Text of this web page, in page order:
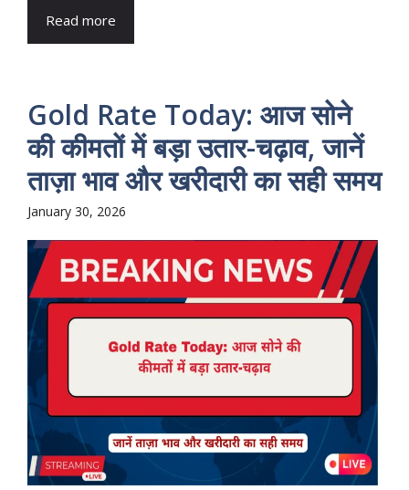
Read more
Gold Rate Today: आज सोने
की कीमतों में बड़ा उतार-चढ़ाव, जानें
ताज़ा भाव और खरीदारी का सही समय
January 30, 2026